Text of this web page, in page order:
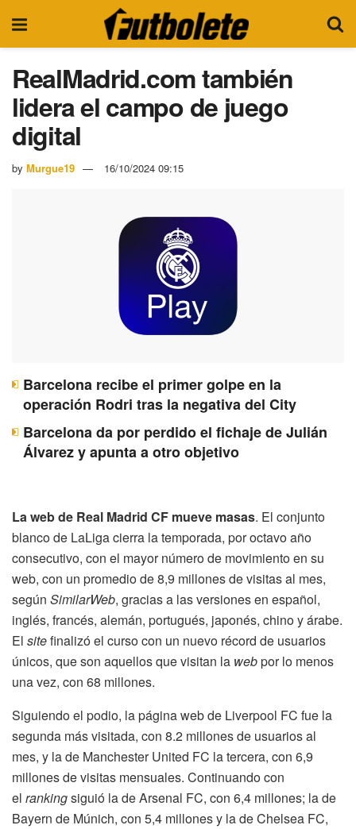
RealMadrid.com también
lidera el campo de juego
digital
by Murgue19 16/10/2024 09:15
Barcelona recibe el primer golpe en la
operación Rodri tras la negativa del City
Barcelona da por perdido el fichaje de Julián
Álvarez y apunta a otro objetivo
La web de Real Madrid CF mueve masas. El conjunto
blanco de LaLiga cierra la temporada, por octavo año
consecutivo, con el mayor número de movimiento en su
web, con un promedio de 8,9 millones de visitas al mes,
según SimilarWeb, gracias a las versiones en español,
inglés, francés, alemán, portugués, japonés, chino y árabe.
El sitefinalizó el curso con un nuevo récord de usuarios
únicos, que son aquellos que visitan la webpor lo menos
una vez, con 68 millones.
Siguiendo el podio, la página web de Liverpool FC fue la
segunda más visitada, con 8.2 millones de usuarios al
mes, y la de Manchester United FC la tercera, con 6,9
millones de visitas mensuales. Continuando con
el rankingsiguió la de Arsenal FC, con 6,4 millones; la de
Bayern de Múnich, con 5,4 millones y la de Chelsea FC,